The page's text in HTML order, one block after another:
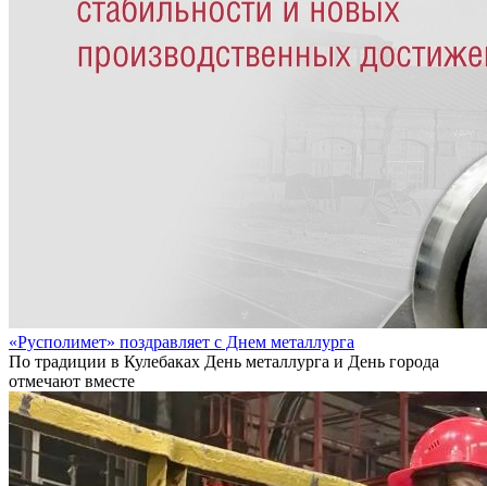
«Русполимет» поздравляет с Днем металлурга
По традиции в Кулебаках День металлурга и День города
отмечают вместе